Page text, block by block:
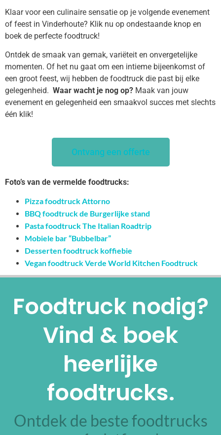
Klaar voor een culinaire sensatie op je volgende evenement
of feest in Vinderhoute? Klik nu op ondestaande knop en
boek de perfecte foodtruck!
Ontdek de smaak van gemak, variëteit en onvergetelijke
momenten. Of het nu gaat om een intieme bijeenkomst of
een groot feest, wij hebben de foodtruck die past bij elke
gelegenheid. Waar wacht je nog op? Maak van jouw
evenement en gelegenheid een smaakvol succes met slechts
één klik!
Ontvang een offerte
Foto’s van de vermelde foodtrucks:
Pizza foodtruck Attorno
BBQ foodtruck de Burgerlijke stand
Pasta foodtruck The Italian Roadtrip
Mobiele bar “Bubbelbar”
Desserten foodtruck koffiebie
Vegan foodtruck Verde World Kitchen Foodtruck
Foodtruck nodig?
Vind & boek
heerlijke
foodtrucks.
Ontdek de beste foodtrucks